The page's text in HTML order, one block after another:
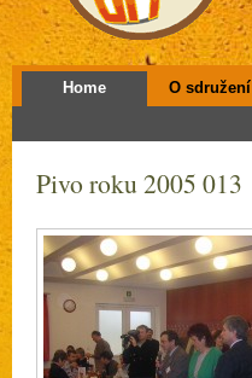
Home O sdružení
Pivo roku 2005 013